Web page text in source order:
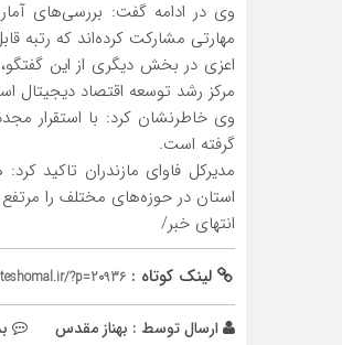
مهارتی مشارکت کرده‌اند که
مرکز رشد توسعه اقتصاد دیجیتال
وی خاطرنشان کرد: با استقرار
گرفته است.
مدیرکل فاوای مازندران تاکید
استان در حوزه‌های مختلف را
انتهای خبر/
لینک کوتاه : ?p=20936
ارسال توسط : بهناز مقدس